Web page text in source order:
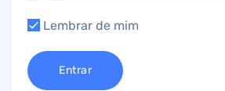
Lembrar de mim
Entrar